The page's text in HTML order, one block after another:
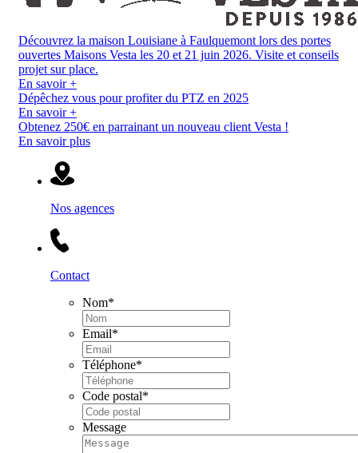
Découvrez la maison Louisiane à Faulquemont lors des portes
ouvertes Maisons Vesta les 20 et 21 juin 2026. Visite et conseils
projet sur place.
En savoir +
Dépêchez vous pour profiter du PTZ en 2025
En savoir +
Obtenez 250€ en parrainant un nouveau client Vesta !
En savoir plus
Nos agences
Contact
Nom*
Email*
Téléphone*
Code postal*
Message